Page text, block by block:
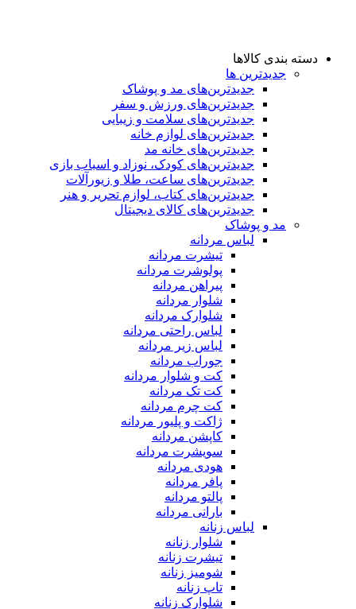
دسته بندی کالاها
جدیدترین ها
جدید‌ترین‌های مد و پوشاک
جدید‌ترین‌های ورزش و سفر
جدید‌ترین‌های سلامت و زیبایی
جدید‌ترین‌های لوازم خانه
جدیدترین‌های خانه مد
جدید‌ترین‌های کودک، نوزاد و اسباب بازی
جدید‌ترین‌های ساعت، طلا و زیورآلات
جدید‌ترین‌های کتاب، لوازم تحریر و هنر
جدید‌ترین‌های کالای دیجیتال
مد و پوشاک
لباس مردانه
تیشرت مردانه
پولوشرت مردانه
پیراهن مردانه
شلوار مردانه
شلوارک مردانه
لباس راحتی مردانه
لباس زیر مردانه
جوراب مردانه
کت و شلوار مردانه
کت تک مردانه
کت چرم مردانه
ژاکت و پلیور مردانه
کاپشن مردانه
سویشرت مردانه
هودی مردانه
پافر مردانه
پالتو مردانه
بارانی مردانه
لباس زنانه
شلوار زنانه
تیشرت زنانه
شومیز زنانه
تاپ زنانه
شلوارک زنانه